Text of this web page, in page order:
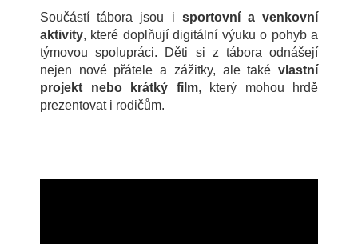
Součástí tábora jsou i sportovní a venkovní
aktivity, které doplňují digitální výuku o pohyb a
týmovou spolupráci. Děti si z tábora odnášejí
nejen nové přátele a zážitky, ale také vlastní
projekt nebo krátký film, který mohou hrdě
prezentovat i rodičům.